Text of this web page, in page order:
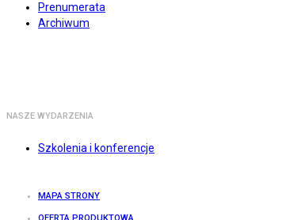
Prenumerata
Archiwum
NASZE WYDARZENIA
Szkolenia i konferencje
MAPA STRONY